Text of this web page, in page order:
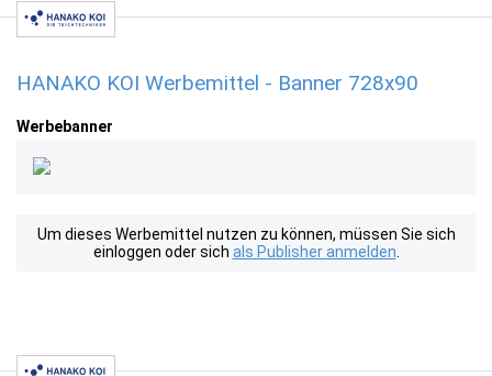
HANAKO KOI Werbemittel - Banner 728x90
Werbebanner
Um dieses Werbemittel nutzen zu können, müssen Sie sich
einloggen oder sich als Publisher anmelden